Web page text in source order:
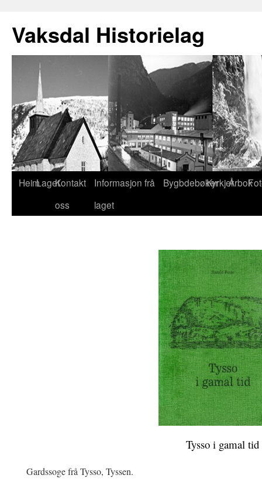
Vaksdal Historielag
HeimLagetKontakt
oss
Informasjon frå
laget
BygbdebøkerKyrkjerÅrbok
Tysso i gamal tid
Gardssoge frå Tysso, Tyssen.